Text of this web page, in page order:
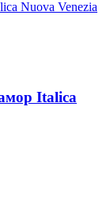
Italica